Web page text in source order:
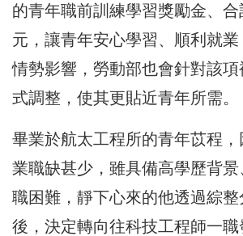
的青年職前訓練學習獎勵金、
元，讓青年安心學習、順利就
情勢影響，勞動部也會針對該
式調整，使其更貼近青年所需。
畢業於航太工程所的青年苡程
業職缺甚少，雖具備高學歷背
職困難，靜下心來的他透過綜
後，決定轉向往科技工程師一